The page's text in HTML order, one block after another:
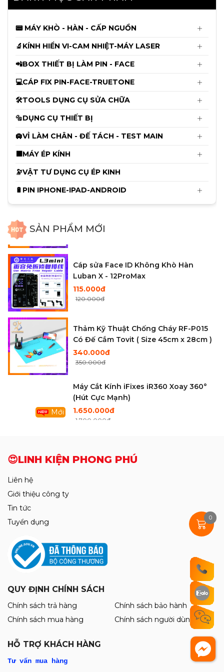
📟 MÁY KHÒ - HÀN - CẤP NGUỒN
🔬KÍNH HIỂN VI-CAM NHIỆT-MÁY LASER
📲BOX THIẾT BỊ LÀM PIN - FACE
💻CÁP FIX PIN-FACE-TRUETONE
🛠️TOOLS DỤNG CỤ SỬA CHỮA
🔩DỤNG CỤ THIẾT BỊ
🛄VỈ LÀM CHÂN - ĐẾ TÁCH - TEST MAIN
⬛MÁY ÉP KÍNH
🔭VẬT TƯ DỤNG CỤ ÉP KINH
🔋PIN IPHONE-IPAD-ANDROID
SẢN PHẨM MỚI
cho V1s-V1se-V1sPro
140.000đ
đến 12ProMax
145.000đ
Mới
Khò Sugon 8650Pro Bản Tiêu Chuẫn
6.650.000đ
2.750.000đ
Cáp sửa Face ID Không Khò Hàn
Luban X - 12ProMax
115.000đ
120.000đ
Thảm Kỹ Thuật Chống Cháy RF-P015
Có Đế Cắm Tovit ( Size 45cm x 28cm )
340.000đ
350.000đ
Máy Cắt Kính iFixes iR360 Xoay 360°
(Hút Cực Mạnh)
1.650.000đ
Khò Hàn: X-12ProMax
Bàn Nhiệt Cắt Kính Nguyên Khung YCS
Y007 Xoay 360°. Tích Hợp AI Thông
Mình . Hút Điện Tử Cực Khỏe
2.450.000đ
2.550.000đ
Mới
Máy cấp nguồn thông minh SUNSHINE
P2 Pro (30V - 5A / 330W)
2.750.000đ
Kính Ép Màn Hình Samsung Liền Keo
😍LINH KIỆN PHONG PHÚ
Liên hệ
Giới thiệu công ty
Tin tức
Tuyển dụng
QUY ĐỊNH CHÍNH SÁCH
Chính sách trả hàng
Chính sách bảo hành
Chính sách mua hàng
Chính sách người dùng
HỖ TRỢ KHÁCH HÀNG
Tư vấn mua hàng
0